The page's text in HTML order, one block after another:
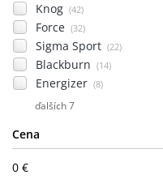
Knog (42)
Force (32)
Sigma Sport (22)
Blackburn (14)
Energizer (8)
ďalších 7
Cena
0 €